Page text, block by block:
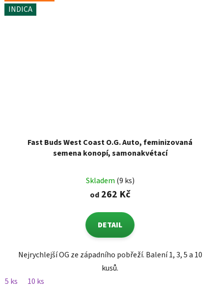
INDICA
Fast Buds West Coast O.G. Auto, feminizovaná
semena konopí, samonakvétací
Skladem (9 ks)
od262 Kč
DETAIL
Nejrychlejší OG ze západního pobřeží. Balení 1, 3, 5 a 10
kusů.
5 ks
10 ks